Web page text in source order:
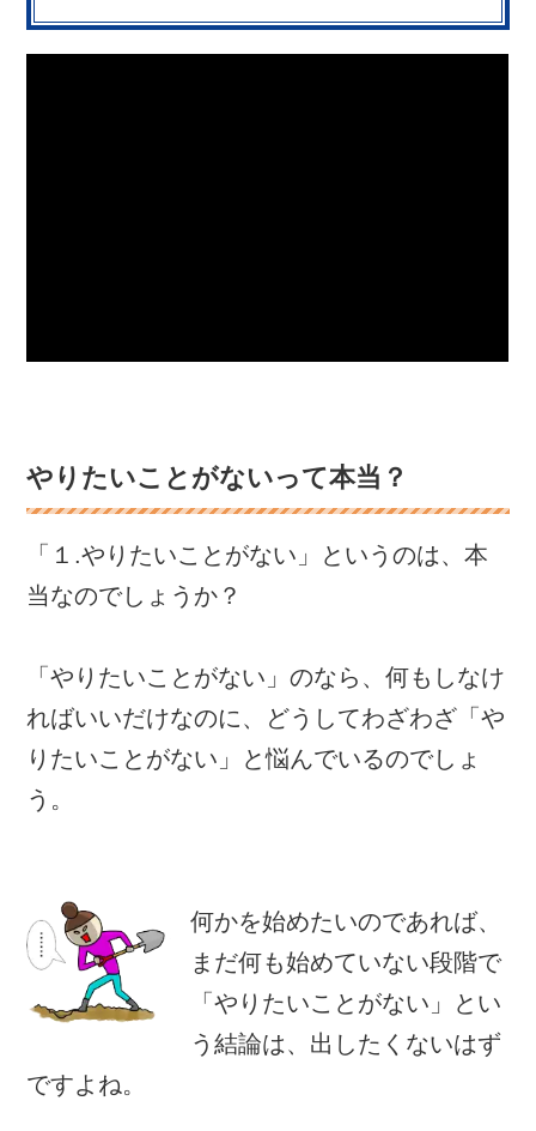
やりたいことがないって本当？
「１.やりたいことがない」というのは、本
当なのでしょうか？
「やりたいことがない」のなら、何もしなけ
ればいいだけなのに、どうしてわざわざ「や
りたいことがない」と悩んでいるのでしょ
う。
何かを始めたいのであれば、
まだ何も始めていない段階で
「やりたいことがない」とい
う結論は、出したくないはず
ですよね。